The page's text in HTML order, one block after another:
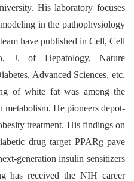
+
His laboratory focuses
in the pathophysiology
have published in Cell,Cell
, J. of Hepatology,Nature
, Advanced Sciences, etc.
of white fat was among the
metabolism. He pioneers depot-
treatment. His findings on
drug target PPARgpave
generation insulin sensitizers
has received the NIH career